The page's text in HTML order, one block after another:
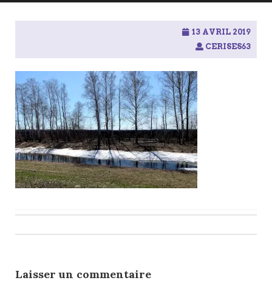
13 AVRIL 2019
CERISES63
navigation
Laisser un commentaire